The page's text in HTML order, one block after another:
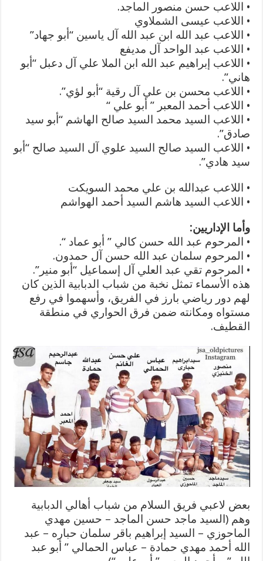
• اللاعب حسن منصور الماجد.
• اللاعب عيسى الشملاوي
• اللاعب عبد الله ابن عبد الله آل ياسين “أبو جهاد”
• اللاعب عبد الواحد آل مديفع
• اللاعب إبراهيم عبد الله ابن الملا علي آل دعبل “أبو
هاني”.
• اللاعب محسن بن علي آل رقية “أبو لؤي”.
• اللاعب أحمد المعبر ” أبو علي “
• اللاعب السيد محمد السيد صالح الهاشم “أبو سيد
صادق”.
• اللاعب السيد صالح السيد علوي آل السيد صالح “أبو
سيد هادي”.
• اللاعب عبدالله بن علي محمد السويكت
• اللاعب السيد هاشم السيد أحمد الهواشم
وأما الإداريين:
• المرحوم عبد الله حسن كالي ” أبو عماد “.
• المرحوم سلمان عبد الله حسن آل حمدون.
• المرحوم تقي عبد العلي آل إسماعيل “أبو منير”.
هذه الأسماء تمثل نخبة من شباب الدبابية الذين كان
لهم دور رياضي بارز في الفريق، وأسهموا في رفع
مستواه ومكانته ضمن فرق الحواري في منطقة
القطيف.
بعض لاعبي فريق السلام من شباب أهالي الدبابية
وهم (السيد ماجد حسن الماجد – حسين مهدي
الماحوزي – السيد إبراهيم باقر سلمان حباره – عبد
الله أحمد مهدي حمادة – عباس الحمالي ” أبو عبد